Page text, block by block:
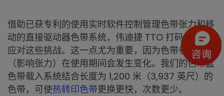
借助已获专利的使用实时软件控制管理色带张力和移
动的直接驱动器色带系统，伟迪捷 TTO 打码机能够
应对这些挑战。这一点尤为重要，因为色带卷直径
（影响张力）在使用期间会发生变化。我们的色带盒
色带载入系统结合长度为 1,200 米（3,937 英尺）的
色带，可使热转印色带更换更快，次数更少。